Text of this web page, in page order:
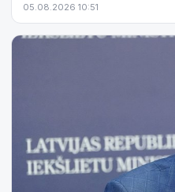
05.08.2026 10:51